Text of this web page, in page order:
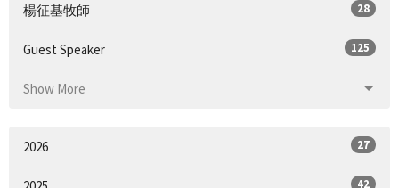
楊征基牧師 28
Guest Speaker 125
Show More
2026 27
42